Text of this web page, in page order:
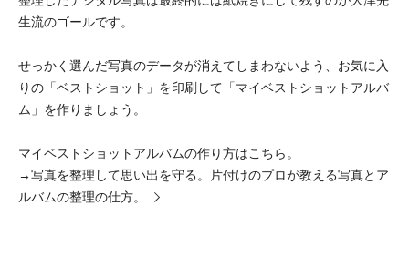
生流のゴールです。
せっかく選んだ写真のデータが消えてしまわないよう、お気に入
りの「ベストショット」を印刷して「マイベストショットアルバ
ム」を作りましょう。
マイベストショットアルバムの作り方はこちら。
→写真を整理して思い出を守る。片付けのプロが教える写真とア
ルバムの整理の仕方。